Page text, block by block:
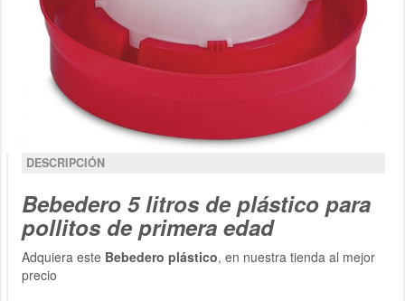
DESCRIPCIÓN
Bebedero 5 litros de plástico para
pollitos de primera edad
Adquiera este Bebedero plástico, en nuestra tienda al mejor
precio